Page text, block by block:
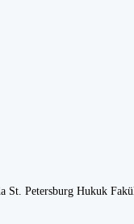
St. Petersburg Hukuk